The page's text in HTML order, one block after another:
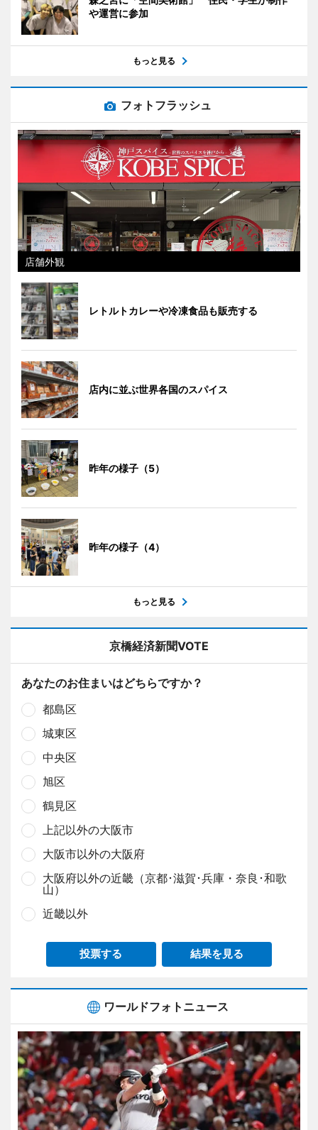
や運営に参加
もっと見る
フォトフラッシュ
店舗外観
レトルトカレーや冷凍食品も販売する
店内に並ぶ世界各国のスパイス
昨年の様子（5）
昨年の様子（4）
もっと見る
京橋経済新聞VOTE
あなたのお住まいはどちらですか？
都島区
城東区
中央区
旭区
鶴見区
上記以外の大阪市
大阪市以外の大阪府
大阪府以外の近畿（京都･滋賀･兵庫・奈良･和歌
山）
近畿以外
投票する 結果を見る
ワールドフォトニュース